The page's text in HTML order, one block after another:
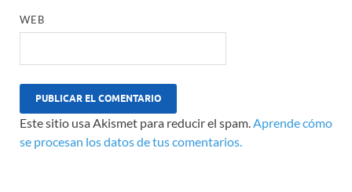
WEB
Este sitio usa Akismet para reducir el spam.Aprende cómo
se procesan los datos de tus comentarios.